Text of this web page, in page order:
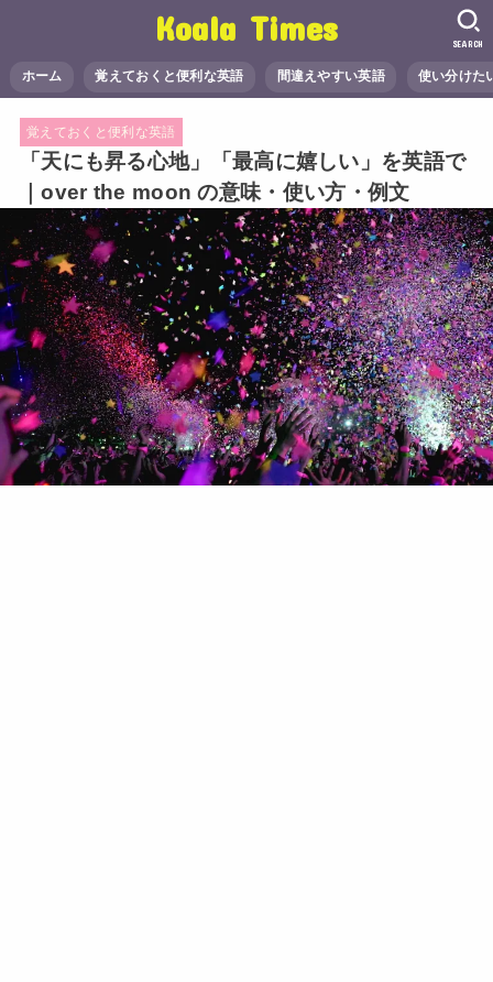
Koala Times
ホーム 覚えておくと便利な英語 間違えやすい英語 使い分けた
SEARCH
覚えておくと便利な英語
「天にも昇る心地」「最高に嬉しい」を英語で
｜over the moon の意味・使い方・例文